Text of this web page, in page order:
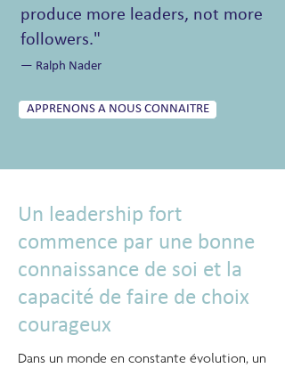
produce more leaders, not more
followers."
— Ralph Nader
APPRENONS A NOUS CONNAITRE
Un leadership fort
commence par une bonne
connaissance de soi et la
capacité de faire de choix
courageux
Dans un monde en constante évolution, un